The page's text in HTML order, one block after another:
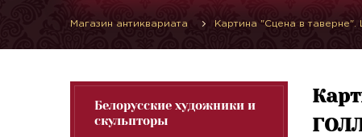
Магазин антиквариата Картина "Сцена в
Белорусские художники и
скульпторы